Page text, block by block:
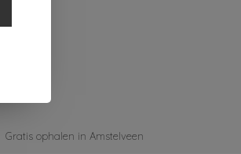
Gratis ophalen in Amstelveen